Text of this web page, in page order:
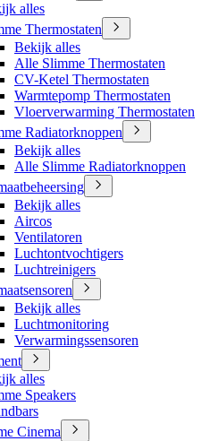
alles
Thermostaten
Bekijk alles
Alle Slimme Thermostaten
CV-Ketel Thermostaten
Warmtepomp Thermostaten
Vloerverwarming Thermostaten
Radiatorknoppen
Bekijk alles
Alle Slimme Radiatorknoppen
Bekijk alles
Aircos
Ventilatoren
Luchtontvochtigers
Luchtreinigers
Bekijk alles
Luchtmonitoring
Verwarmingssensoren
alles
Speakers
Cinema